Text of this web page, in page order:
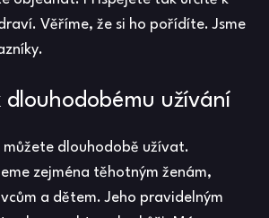
Věříme, že si ho pořídíte. Jsme
dlouhodobému užívání
můžete dlouhodobě užívat.
zejména těhotným ženám,
a dětem. Jeho pravidelným